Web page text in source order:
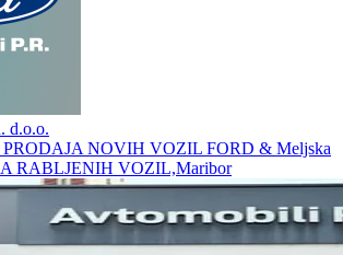
d.o.o.
PRODAJA NOVIH VOZIL FORD & Meljska
RABLJENIH VOZIL,Maribor